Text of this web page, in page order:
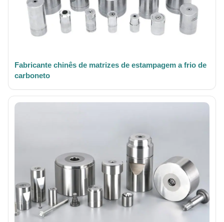
Fabricante chinês de matrizes de estampagem a frio de
carboneto